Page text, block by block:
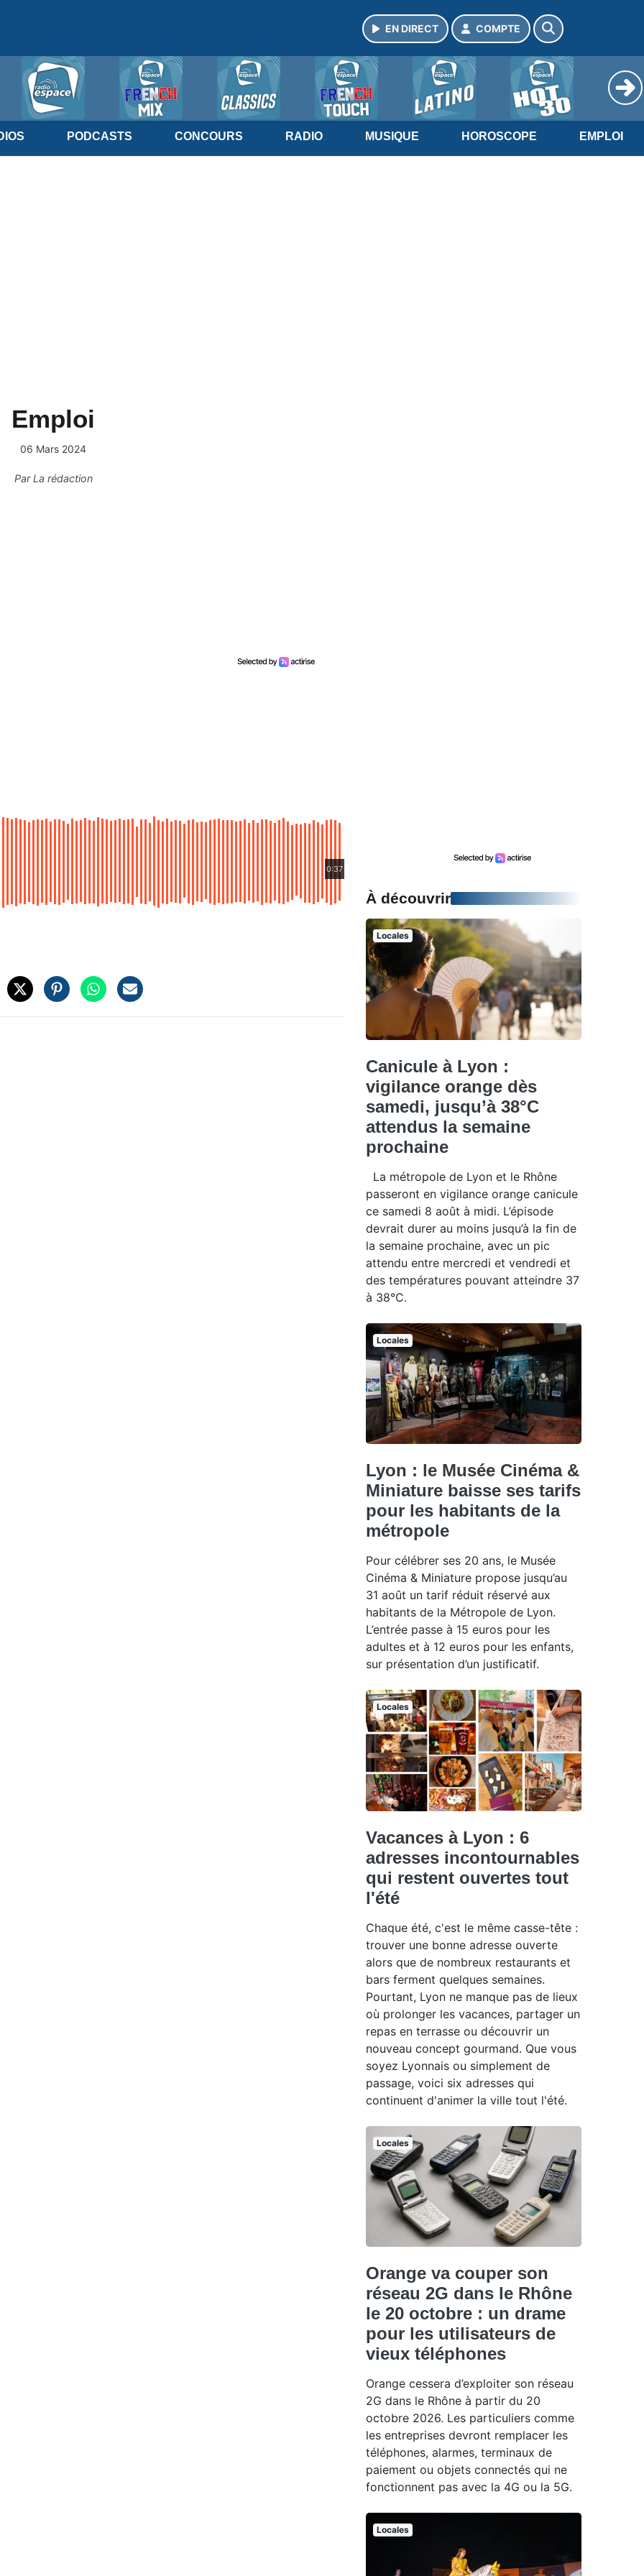
EN DIRECT COMPTE
PODCASTS CONCOURS RADIO MUSIQUE HOROSCOPE EMPLOI
Emploi
06 Mars 2024
ParLa rédaction
0:37
À découvrir
Locales
Canicule à Lyon :
vigilance orange dès
samedi, jusqu’à 38°C
attendus la semaine
prochaine
La métropole de Lyon et le Rhône
passeront en vigilance orange canicule
ce samedi 8 août à midi. L’épisode
devrait durer au moins jusqu’à la fin de
la semaine prochaine, avec un pic
attendu entre mercredi et vendredi et
des températures pouvant atteindre 37
à 38°C.
Locales
Lyon : le Musée Cinéma &
Miniature baisse ses tarifs
pour les habitants de la
métropole
Pour célébrer ses 20 ans, le Musée
Cinéma & Miniature propose jusqu’au
31 août un tarif réduit réservé aux
habitants de la Métropole de Lyon.
L’entrée passe à 15 euros pour les
adultes et à 12 euros pour les enfants,
sur présentation d’un justificatif.
Locales
Vacances à Lyon : 6
adresses incontournables
qui restent ouvertes tout
l'été
Chaque été, c'est le même casse-tête :
trouver une bonne adresse ouverte
alors que de nombreux restaurants et
bars ferment quelques semaines.
Pourtant, Lyon ne manque pas de lieux
où prolonger les vacances, partager un
repas en terrasse ou découvrir un
nouveau concept gourmand. Que vous
soyez Lyonnais ou simplement de
passage, voici six adresses qui
continuent d'animer la ville tout l'été.
Locales
Orange va couper son
réseau 2G dans le Rhône
le 20 octobre : un drame
pour les utilisateurs de
vieux téléphones
Orange cessera d’exploiter son réseau
2G dans le Rhône à partir du 20
octobre 2026. Les particuliers comme
les entreprises devront remplacer les
téléphones, alarmes, terminaux de
paiement ou objets connectés qui ne
fonctionnent pas avec la 4G ou la 5G.
Locales